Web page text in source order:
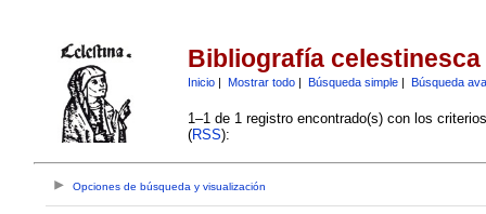
Bibliografía celestinesca
Inicio| Mostrar todo| Búsqueda simple| Búsqueda
1–1 de 1 registro encontrado(s) con los
(RSS):
Opciones de búsqueda y visualización